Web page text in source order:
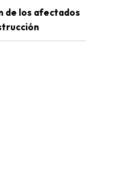
de los afectados